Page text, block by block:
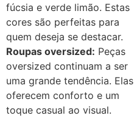
fúcsia e verde limão. Estas
cores são perfeitas para
quem deseja se destacar.
Roupas oversized: Peças
oversized continuam a ser
uma grande tendência. Elas
oferecem conforto e um
toque casual ao visual.